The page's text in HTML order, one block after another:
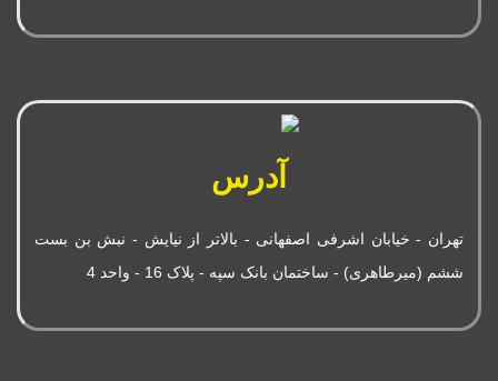
آدرس
تهران - خیابان اشرفی اصفهانی - بالاتر از نیایش - نبش بن بست
ششم (میرطاهری) - ساختمان بانک سپه - پلاک 16 - واحد 4